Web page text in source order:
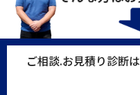
ご相談.お見積り診断は